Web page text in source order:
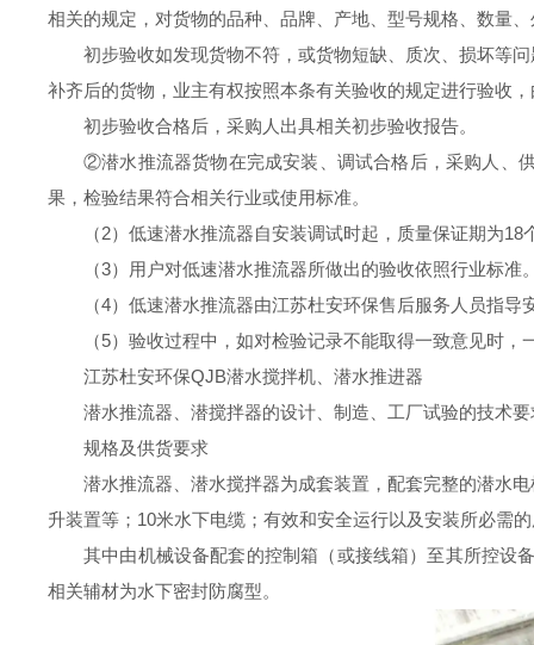
相关的规定，对货物的品种、品牌、产地、型号规格、数量
初步验收如发现货物不符，或货物短缺、质次、损坏等
补齐后的货物，业主有权按照本条有关验收的规定进行验收
初步验收合格后，采购人出具相关初步验收报告。
②潜水推流器货物在完成安装、调试合格后，采购人、
果，检验结果符合相关行业或使用标准。
（2） 低速潜水推流器自安装调试时起，质量保证期为18
（3）
用户对低速潜水推流器所做出的验收依照行业标准
（4） 低速潜水推流器由江苏杜安环保售后服务人员指
（5）验收过程中，如对检验记录不能取得一致意见时
江苏杜安环保QJB潜水搅拌机 、潜水推进器
潜水推流器、潜搅拌器的设计、制造、工厂试验的技术
规格及供货要求
潜水推流器 、潜水搅拌器为成套装置，配套完整的潜水
升装置等； 10米水下电缆；有效和安全运行以及安装所必需
其中由机械设备配套的控制箱（或接线箱）至其所控设
相关辅材为水下密封防腐型。